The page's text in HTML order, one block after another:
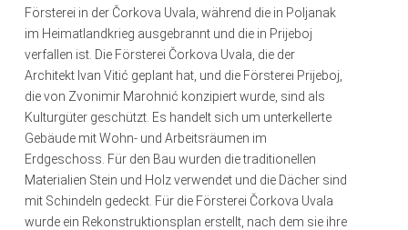
Försterei in der Čorkova Uvala, während die in Poljanak
im Heimatlandkrieg ausgebrannt und die in Prijeboj
verfallen ist. Die Försterei Čorkova Uvala, die der
Architekt Ivan Vitić geplant hat, und die Försterei Prijeboj,
die von Zvonimir Marohnić konzipiert wurde, sind als
Kulturgüter geschützt. Es handelt sich um unterkellerte
Gebäude mit Wohn- und Arbeitsräumen im
Erdgeschoss. Für den Bau wurden die traditionellen
Materialien Stein und Holz verwendet und die Dächer sind
mit Schindeln gedeckt. Für die Försterei Čorkova Uvala
wurde ein Rekonstruktionsplan erstellt, nach dem sie ihre